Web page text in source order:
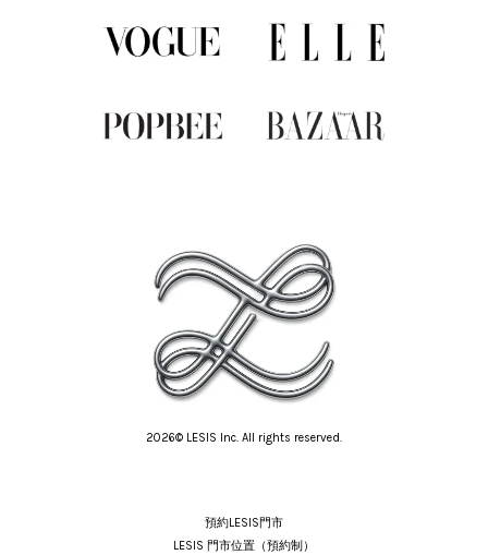
2026© LESIS Inc. All rights reserved.
預約LESIS門市
LESIS 門市位置（預約制）